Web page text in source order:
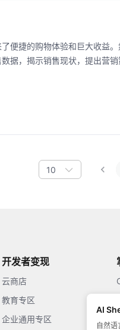
便捷的购物体验和巨大收益
据，揭示销售现状，提出营
10
开发者变现
云商店
教育专区
企业通用专区
AI
自然